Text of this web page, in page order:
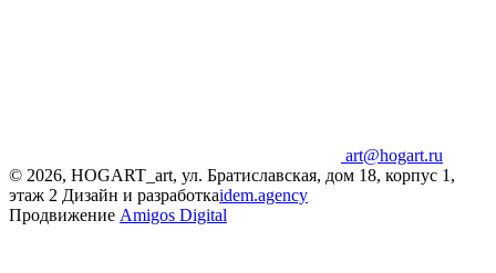
art@hogart.ru
© 2026, HOGART_art, ул. Братиславская, дом 18, корпус 1,
этаж 2 Дизайн и разработкаidem.agency
Продвижение Amigos Digital